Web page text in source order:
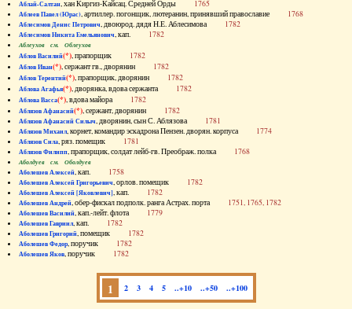
Аблай-Салтан, хан Киргиз-Кайсац. Средней Орды 1765
Аблеев Павел (Юрас), артиллер. погонщик, лютеранин, принявший православие 1768
Аблесимов Денис Петрович, двоюрод. дядя Н.Е. Аблесимова 1782
Аблесимов Никита Емельянович, кап. 1782
Аблеухов см. Облеухов
Аблов Василий(*), прапорщик 1782
Аблов Иван(*), сержант гв., дворянин 1782
Аблов Терентий(*), прапорщик, дворянин 1782
Аблова Агафья(*), дворянка, вдова сержанта 1782
Аблова Васса(*), вдова майора 1782
Аблязов Афанасий(*), сержант, дворянин 1782
Аблязов Афанасий Силыч, дворянин, сын С. Аблязова 1781
Аблязов Михаил, корнет, командир эскадрона Пензен. дворян. корпуса 1774
Аблязов Сила, ряз. помещик 1781
Аблязов Филипп, прапорщик, солдат лейб-гв. Преображ. полка 1768
Аболдуев см. Оболдуев
Аболешев Алексей, кап. 1758
Аболешев Алексей Григорьевич, орлов. помещик 1782
Аболешев Алексей [Яковлевич], кап. 1782
Аболешев Андрей, обер-фискал подполк. ранга Астрах. порта 1751, 1765, 1782
Аболешев Василий, кап.-лейт. флота 1779
Аболешев Гавриил, кап. 1782
Аболешев Григорий, помещик 1782
Аболешев Федор, поручик 1782
Аболешев Яков, поручик 1782
1 2 3 4 5 ..+10 ..+50 ..+100